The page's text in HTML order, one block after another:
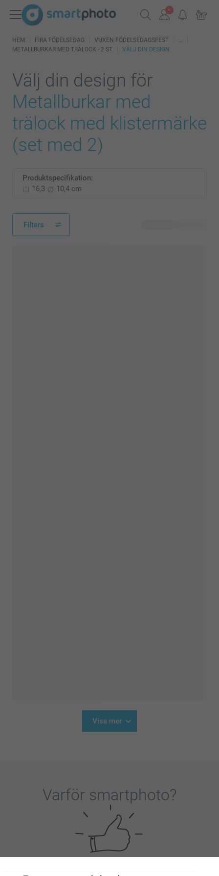
HEM FIRA FÖDELSEDAG
VUXEN FÖDELSEDAGSFEST
METALLBURKAR MED TRÄLOCK - 2 ST
VÄLJ DIN DESIGN
Välj din design för
Metallburkar med
trälock med klistermärke
(set med 2)
Produktspecifikation:
16,3
10,4 cm
Filters
Visa mer
Varför smartphoto?